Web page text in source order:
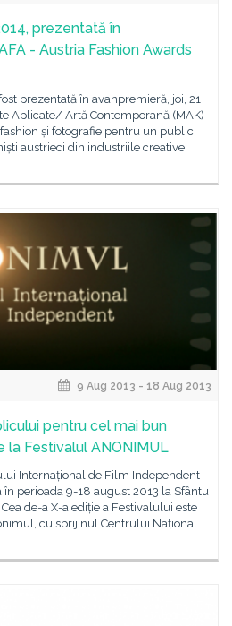
prezentată în
- Austria Fashion Awards
prezentată în avanpremieră, joi, 21
Aplicate/ Artă Contemporană (MAK)
și fotografie pentru un public
austrieci din industriile creative
9 Aug 2013 - 18 Aug 2013
pentru cel mai bun
Festivalul ANONIMUL
Internațional de Film Independent
în perioada 9-18 august 2013 la Sfântu
de-a X-a ediție a Festivalului este
cu sprijinul Centrului Național